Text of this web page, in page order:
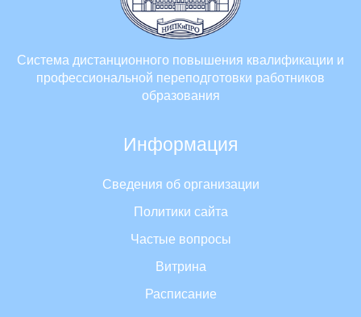
Система дистанционного повышения квалификации и
профессиональной переподготовки работников
образования
Информация
Сведения об организации
Политики сайта
Частые вопросы
Витрина
Расписание